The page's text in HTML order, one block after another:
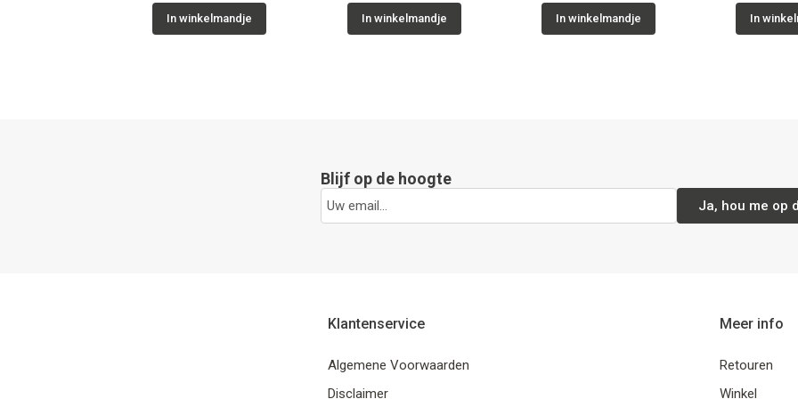
In winkelmandje In winkelmandje In winkelmandje In
Blijf op de hoogte
Ja, hou me op
Klantenservice
Algemene Voorwaarden
Disclaimer
Meer info
Retouren
Winkel